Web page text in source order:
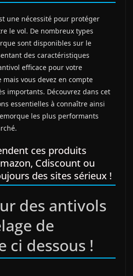
une nécessité pour protéger
le vol. De nombreux types
sont disponibles sur le
des caractéristiques
efficace pour votre
vous devez en compte
importants. Découvrez dans cet
essentielles à connaître ainsi
les plus performants
ces produits
Cdiscount ou
des sites sérieux !
des antivols
de
ci dessous !